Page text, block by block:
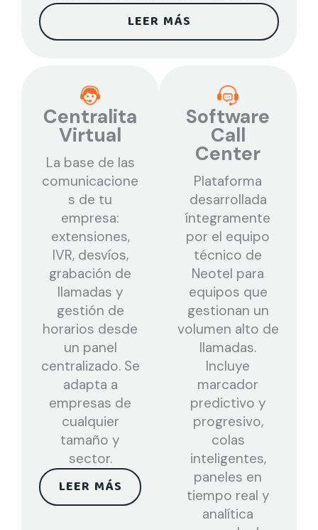
LEER MÁS
Centralita
Virtual
La base de las
comunicacione
s de tu
empresa:
extensiones,
IVR, desvíos,
grabación de
llamadas y
gestión de
horarios desde
un panel
centralizado. Se
adapta a
empresas de
cualquier
tamaño y
sector.
LEER MÁS
Software
Call
Center
Plataforma
desarrollada
íntegramente
por el equipo
técnico de
Neotel para
equipos que
gestionan un
volumen alto de
llamadas.
Incluye
marcador
predictivo y
progresivo,
colas
inteligentes,
paneles en
tiempo real y
analítica